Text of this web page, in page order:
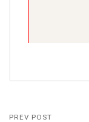
PREV POST